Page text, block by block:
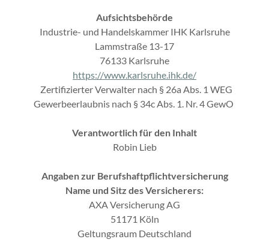
Aufsichtsbehörde
Industrie- und Handelskammer IHK Karlsruhe
Lammstraße 13-17
76133 Karlsruhe
https://www.karlsruhe.ihk.de/
Zertifizierter Verwalter nach § 26a Abs. 1 WEG
Gewerbeerlaubnis nach § 34c Abs. 1. Nr. 4 GewO
Verantwortlich für den Inhalt
Robin Lieb
Angaben zur Berufshaftpflichtversicherung
Name und Sitz des Versicherers:
AXA Versicherung AG
51171 Köln
Geltungsraum Deutschland